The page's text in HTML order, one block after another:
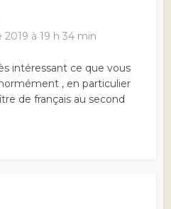
2019 à 19 h 34 min
intéressant ce que vous
, en particulier
de français au second